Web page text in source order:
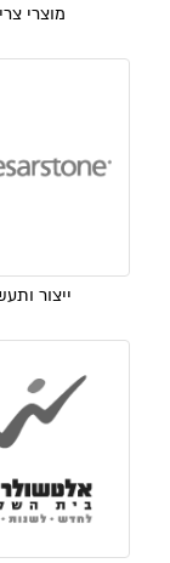
מוצרי
ייצור